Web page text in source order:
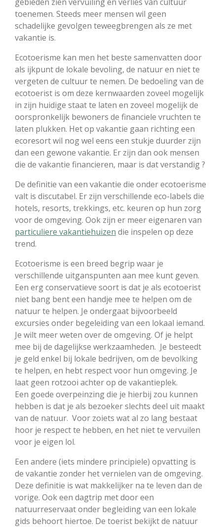
toenemen. Steeds meer mensen wil geen
schadelijke gevolgen teweegbrengen als ze met
vakantie is.
Ecotoerisme kan men het beste samenvatten door
als ijkpunt de lokale bevoling, de natuur en niet te
vergeten de cultuur te nemen. De bedoeling van de
ecotoerist is om deze kernwaarden zoveel mogelijk
in zijn huidige staat te laten en zoveel mogelijk de
oorspronkelijk bewoners de financiele vruchten te
laten plukken. Het op vakantie gaan richting een
ecoresort wil nog wel eens een stukje duurder zijn
dan een gewone vakantie. Er zijn dan ook mensen
die de vakantie financieren, maar is dat verstandig ?
De definitie van een vakantie die onder ecotoerisme
valt is discutabel. Er zijn verschillende eco-labels die
hotels, resorts, trekkings, etc. keuren op hun zorg
voor de omgeving. Ook zijn er meer eigenaren van
particuliere vakantiehuizen die inspelen op deze
trend.
Ecotoerisme is een breed begrip waar je
verschillende uitganspunten aan mee kunt geven.
Een erg conservatieve soort is dat je als ecotoerist
niet bang bent een handje mee te helpen om de
natuur te helpen. Je ondergaat bijvoorbeeld
excursies onder begeleiding van een lokaal iemand.
Je wilt meer weten over de omgeving. Of je helpt
mee bij de dagelijkse werkzaamheden. Je besteedt
je geld enkel bij lokale bedrijven, om de bevolking
te helpen, en hebt respect voor hun omgeving. Je
laat geen rotzooi achter op de vakantieplek.
Een goede overpeinzing die je hierbij zou kunnen
hebben is dat je als bezoeker slechts deel uit maakt
van de natuur. Voor zoiets wat al zo lang bestaat
hoor je respect te hebben, en het niet te vervuilen
voor je eigen lol.
Een andere (iets mindere principiele) opvatting is
de vakantie zonder het vernielen van de omgeving.
Deze definitie is wat makkelijker na te leven dan de
vorige. Ook een dagtrip met door een
natuurreservaat onder begleiding van een lokale
gids behoort hiertoe. De toerist bekijkt de natuur